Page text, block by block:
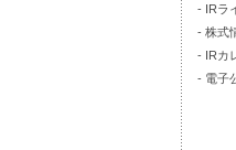
IRラ
株式
IRカ
電子